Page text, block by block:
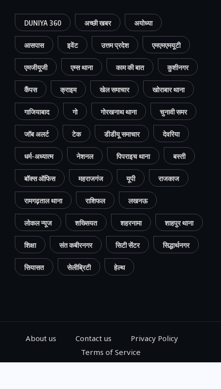
DUNIYA 360 अच्छी खबर अयोध्या
आसपास इवेंट उत्तम प्रदेश एमएमएमयूटी
एमजीयूजी एम्स थाना काम की बात कुशीनगर
कैंपस क्राइम खेल समाचार खोराबार थाना
गाजियाबाद गो गोरखनाथ थाना चुनावी समर
जॉब अलर्ट टेक डीडीयू समाचार देवरिया
धर्म-अध्यात्म नेशनल पिपराइच थाना बस्ती
बॉक्स ऑफिस महराजगंज यूपी राजकाज
रामगढ़ताल थाना राशिफल लखनऊ
लोकल न्यूज शख्सियत शहरनामा शाहपुर थाना
शिक्षा संत कबीरनगर सिटी सेंटर सिद्धार्थनगर
सियासत सेलीब्रिटी हेल्थ
About us Contact us
Privacy Policy
Terms of Service